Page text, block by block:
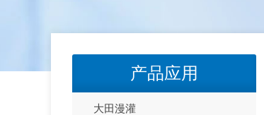
产品应用
大田漫灌